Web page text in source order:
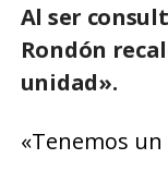
Al ser
Rondón
unidad».
«Tenemos